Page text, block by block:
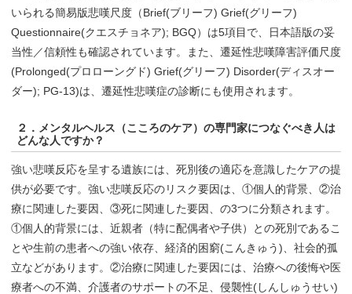
いられる簡易版悲嘆尺度（Brief(ブリーフ) Grief(グリーフ)
Questionnaire(クエスチョネア); BGQ）は5項目で、日本語版の妥
当性／信頼性も確認されています。また、遷延性悲嘆障害評価尺度
(Prolonged(プロローングド) Grief(グリーフ) Disorder(ディスオー
ダー); PG-13)は、遷延性悲嘆症の診断にも使用されます。
２．メンタルヘルス（こころのケア）の専門家につなぐべき人は
どんな人ですか？
強い悲嘆反応を呈する遺族には、死別後の適応を意識したケアの提
供が必要です。強い悲嘆反応のリスク要因は、①個人的背景、②治
療に関連した要因、③死に関連した要因、の3つに分類されます。
①個人的背景には、近親者（特に配偶者や子供）との死別であるこ
とや生前の患者への強い依存、経済的困窮(こんきゅう)、社会的孤
立などがあります。②治療に関連した要因には、治療への後悔や医
療者への不満、介護者のサポートの不足、侵襲性(しんしゅうせい)